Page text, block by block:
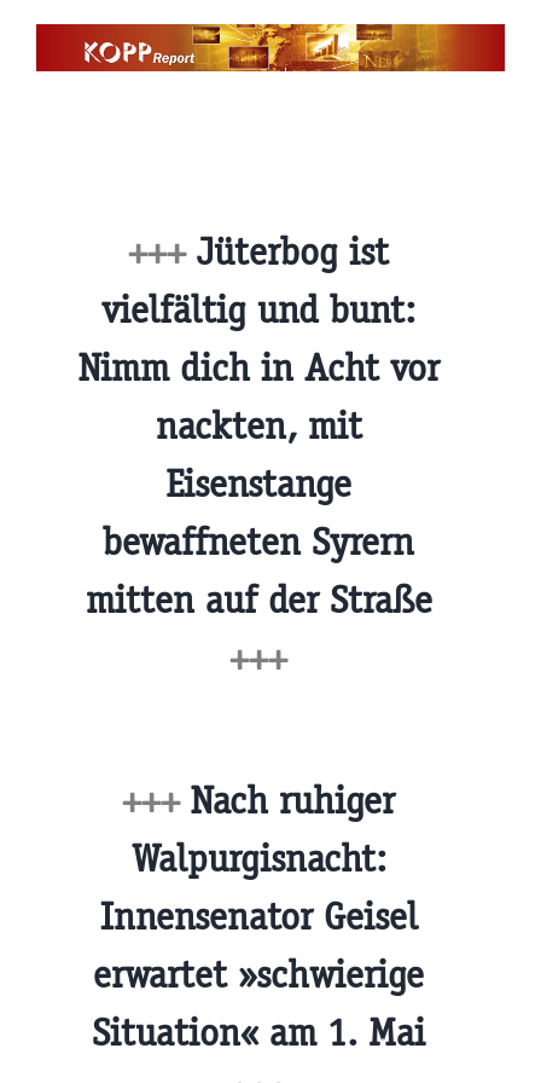
+++ Jüterbog ist
vielfältig und bunt:
Nimm dich in Acht vor
nackten, mit
Eisenstange
bewaffneten Syrern
mitten auf der Straße
+++
+++Nach ruhiger
Walpurgisnacht:
Innensenator Geisel
erwartet »schwierige
Situation« am 1. Mai